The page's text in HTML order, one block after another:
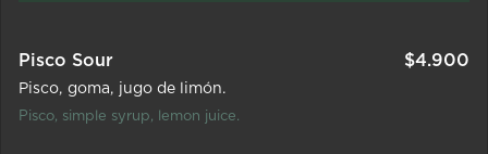
Pisco Sour $4.900
Pisco goma jugo de limón.
Pisco, simple syrup, lemon juice.